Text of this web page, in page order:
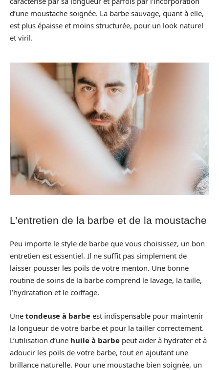
d’une moustache soignée. La barbe sauvage, quant à elle,
est plus épaisse et moins structurée, pour un look naturel
et viril.
L’entretien de la barbe et de la moustache
Peu importe le style de barbe que vous choisissez, un bon
entretien est essentiel. Il ne suffit pas simplement de
laisser pousser les poils de votre menton. Une bonne
routine de soins de la barbe comprend le lavage, la taille,
l’hydratation et le coiffage.
Une tondeuse à barbe est indispensable pour maintenir
la longueur de votre barbe et pour la tailler correctement.
L’utilisation d’une huile à barbe peut aider à hydrater et à
adoucir les poils de votre barbe, tout en ajoutant une
brillance naturelle. Pour une moustache bien soignée, un